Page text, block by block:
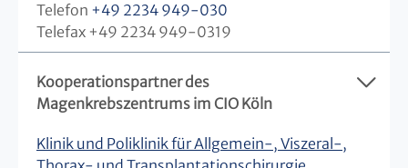
Telefon +49 2234 949-030
Telefax +49 2234 949-0319
Kooperationspartner des
Magenkrebszentrums im CIO Köln
Klinik und Poliklinik für Allgemein-, Viszeral-,